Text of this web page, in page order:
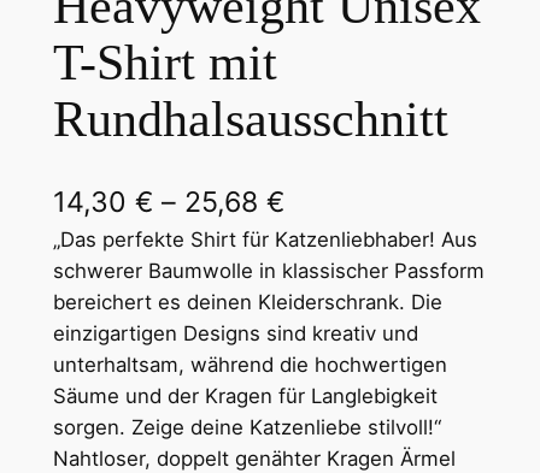
T-Shirt mit
Rundhalsausschnitt
14,30 € – 25,68 €P
r
e
i
s
s
p
„Das perfekte Shirt für Katzenliebhaber! Aus
schwerer Baumwolle in klassischer Passform
bereichert es deinen Kleiderschrank. Die
einzigartigen Designs sind kreativ und
unterhaltsam, während die hochwertigen
Säume und der Kragen für Langlebigkeit
sorgen. Zeige deine Katzenliebe stilvoll!“
Nahtloser, doppelt genähter Kragen Ärmel